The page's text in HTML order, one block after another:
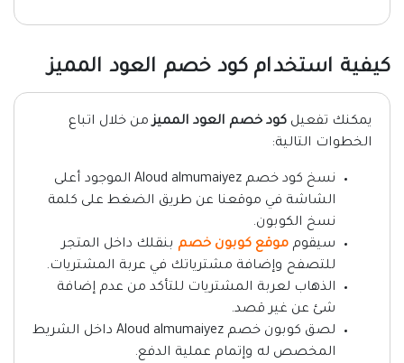
كيفية استخدام كود خصم العود المميز
يمكنك تفعيل كود خصم العود المميزمن خلال اتباع
الخطوات التالية:
نسخ كود خصم Aloud almumaiyez الموجود أعلى
الشاشة في موقعنا عن طريق الضغط على كلمة
نسخ الكوبون.
سيقوم موقع كوبون خصم بنقلك داخل المتجر
للتصفح وإضافة مشترياتك في عربة المشتريات.
الذهاب لعربة المشتريات للتأكد من عدم إضافة
شئ عن غير قصد.
لصق كوبون خصم Aloud almumaiyez داخل الشريط
المخصص له وإتمام عملية الدفع.